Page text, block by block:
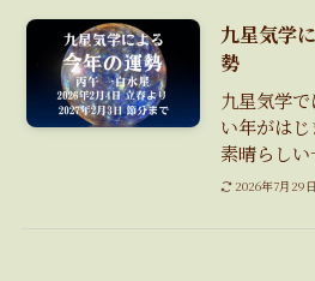
九星気学
勢
九星気学
い年がは
素晴らし
2026年7月29日